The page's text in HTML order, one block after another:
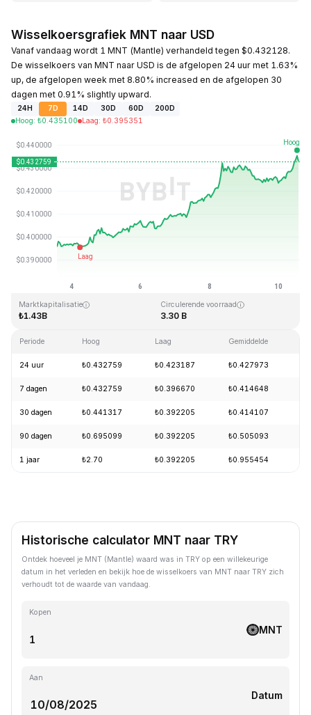
Wisselkoersgrafiek MNT naar USD
Vanaf vandaag wordt 1 MNT (Mantle) verhandeld tegen $0.432128.
De wisselkoers van MNT naar USD is de afgelopen 24 uur met 1.63%
up, de afgelopen week met 8.80% increased en de afgelopen 30
dagen met 0.91% slightly upward.
24H 7D 14D 30D 60D
200D
Hoog: ₺0.435100 Laag: ₺0.395351
Laatst bijgewerkt: 2026-08-10, 13:51 GMT+0
Marktkapitalisatie
₺1.43B
Circulerende voorraad
3.30 B
Periode Hoog Laag Gemiddelde
24 uur ₺0.432759 ₺0.423187 ₺0.427973
7 dagen ₺0.432759 ₺0.396670 ₺0.414648
30 dagen ₺0.441317 ₺0.392205 ₺0.414107
90 dagen ₺0.695099 ₺0.392205 ₺0.505093
1 jaar ₺2.70 ₺0.392205 ₺0.955454
Historische calculator MNT naar TRY
Ontdek hoeveel je MNT (Mantle) waard was in TRY op een willekeurige
datum in het verleden en bekijk hoe de wisselkoers van MNT naar TRY zich
verhoudt tot de waarde van vandaag.
Kopen
MNT
Aan
Datum